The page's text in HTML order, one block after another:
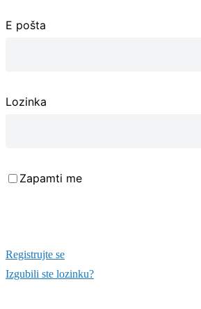
E pošta
Lozinka
Zapamti me
Registrujte se
Izgubili ste lozinku?